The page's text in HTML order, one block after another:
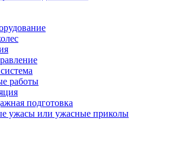
работы
подготовка
ужасы или ужасные приколы